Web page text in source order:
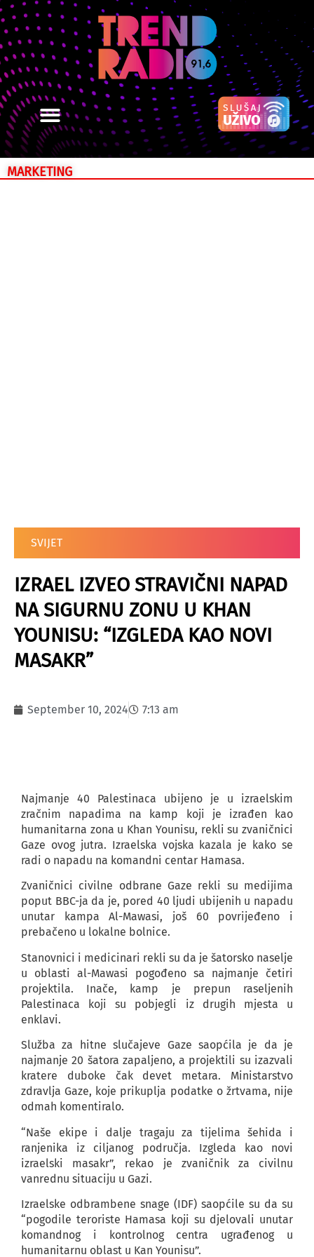
MARKETING
SVIJET
IZRAEL IZVEO STRAVIČNI NAPAD
NA SIGURNU ZONU U KHAN
YOUNISU: “IZGLEDA KAO NOVI
MASAKR”
September 10, 2024 7:13 am
Najmanje 40 Palestinaca ubijeno je u izraelskim
zračnim napadima na kamp koji je izrađen kao
humanitarna zona u Khan Younisu, rekli su zvaničnici
Gaze ovog jutra. Izraelska vojska kazala je kako se
radi o napadu na komandni centar Hamasa.
Zvaničnici civilne odbrane Gaze rekli su medijima
poput BBC-ja da je, pored 40 ljudi ubijenih u napadu
unutar kampa Al-Mawasi, još 60 povrijeđeno i
prebačeno u lokalne bolnice.
Stanovnici i medicinari rekli su da je šatorsko naselje
u oblasti al-Mawasi pogođeno sa najmanje četiri
projektila. Inače, kamp je prepun raseljenih
Palestinaca koji su pobjegli iz drugih mjesta u
enklavi.
Služba za hitne slučajeve Gaze saopćila je da je
najmanje 20 šatora zapaljeno, a projektili su izazvali
kratere duboke čak devet metara. Ministarstvo
zdravlja Gaze, koje prikuplja podatke o žrtvama, nije
odmah komentiralo.
“Naše ekipe i dalje tragaju za tijelima šehida i
ranjenika iz ciljanog područja. Izgleda kao novi
izraelski masakr”, rekao je zvaničnik za civilnu
vanrednu situaciju u Gazi.
Izraelske odbrambene snage (IDF) saopćile su da su
“pogodile teroriste Hamasa koji su djelovali unutar
komandnog i kontrolnog centra ugrađenog u
humanitarnu oblast u Kan Younisu”.